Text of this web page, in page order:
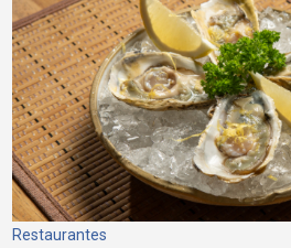
Restaurantes